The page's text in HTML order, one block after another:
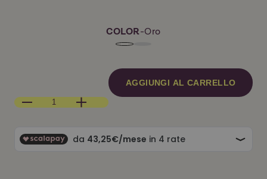
COLOR-Oro
AGGIUNGI AL CARRELLO
Diminuisci
quantità
STAPLE
EARRINGS
Aumenta
quantità
STAPLE
EARRINGS